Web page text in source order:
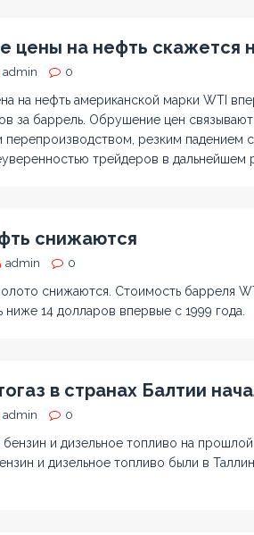
цены на нефть скажется
admin 0
на нефть американской марки WTI
за баррель. Обрушение цен
резким падением
трейдеров в дальнейшем
снижаются
admin 0
снижаются. Стоимость барреля
ниже 14 долларов впервые с 1999 года.
в странах Балтии
admin 0
бензин и дизельное топливо на
и дизельное топливо были в